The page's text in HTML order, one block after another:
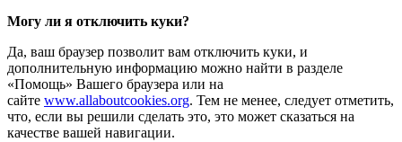
Могу ли я отключить куки?
Да, ваш браузер позволит вам отключить куки, и
дополнительную информацию можно найти в разделе
«Помощь» Вашего браузера или на
сайте www.allaboutcookies.org. Тем не менее, следует отметить,
что, если вы решили сделать это, это может сказаться на
качестве вашей навигации.